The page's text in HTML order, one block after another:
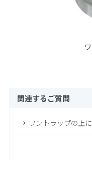
関連するご質問
ワントラップの上